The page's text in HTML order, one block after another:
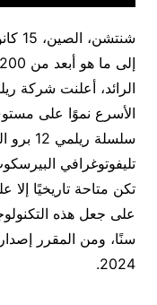
الرائد، أعلنت شركة
الأسرع نموًا على
سلسلة
تليفوتوغرافي
تكن متاحة تاريخيًا
على جعل هذه
2024.